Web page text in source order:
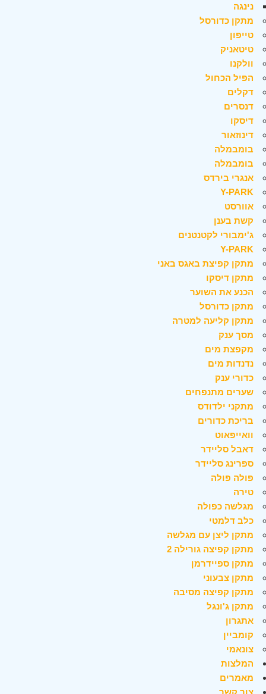
נינגה
מתקן כדורסל
טייפון
טיטאניק
וולקנו
הפיל הכחול
דקלים
דנסרים
דיסקו
דינוזאור
בומבמלה
בומבמלה
אנגרי בירדס
Y-PARK
אוורסט
קשת בענן
ג'ימבורי לקטנטנים
Y-PARK
מתקן קפיצת באגס באני
מתקן דיסקו
הכנע את השוער
מתקן כדורסל
מתקן קליעה למטרה
מסך ענק
מקפצת מים
נדנדות מים
כדורי ענק
שערים מתנפחים
מתקני ילדודס
בריכת כדורים
וואייפאוט
דאבל סליידר
ספרינג סליידר
פולה פולה
טירה
מגלשה כפולה
כלב דלמטי
מתקן ליצן עם מגלשה
מתקן קפיצה גורילה 2
מתקן ספיידרמן
מתקן צבעוני
מתקן קפיצה מסיבה
מתקן ג'ונגל
אתגרון
קומביין
צונאמי
המלצות
מאמרים
צור קשר